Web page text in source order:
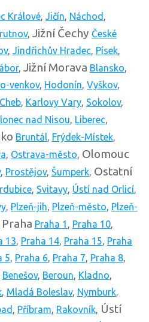
Králové, Jičín, Náchod ,
, Jižní Čechy České
, Jindřichův Hradec, Písek,
, Jižní Morava Blansko,
venkov, Hodonín, Vyškov,
Cheb, Karlovy Vary, Sokolov,
nad Nisou, Liberec,
Bruntál, Frýdek-Místek,
, Ostrava-město, Olomouc
, Prostějov, Šumperk, Ostatní
, Svitavy, Ústí nad Orlicí,
, Plzeň-jih, Plzeň-město, Plzeň-
Praha Praha 1 , Praha 10,
13, Praha 14, Praha 15, Praha
5, Praha 6, Praha 7, Praha 8,
Benešov, Beroun, Kladno,
, Mladá Boleslav, Nymburk,
, Příbram, Rakovník, Ústí